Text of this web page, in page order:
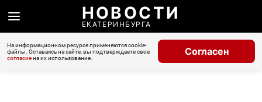
НОВОСТИ
ЕКАТЕРИНБУРГА
На информационном ресурсе применяются cookie-
файлы. Оставаясь на сайте, вы подтверждаете свое
согласиена их использование.
Согласен